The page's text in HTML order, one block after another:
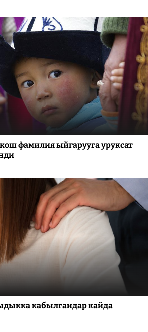
фамилия ыйгарууга уруксат
кабылгандар кайда